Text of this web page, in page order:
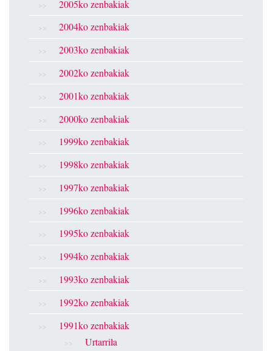
2005ko zenbakiak
2004ko zenbakiak
2003ko zenbakiak
2002ko zenbakiak
2001ko zenbakiak
2000ko zenbakiak
1999ko zenbakiak
1998ko zenbakiak
1997ko zenbakiak
1996ko zenbakiak
1995ko zenbakiak
1994ko zenbakiak
1993ko zenbakiak
1992ko zenbakiak
1991ko zenbakiak
Urtarrila